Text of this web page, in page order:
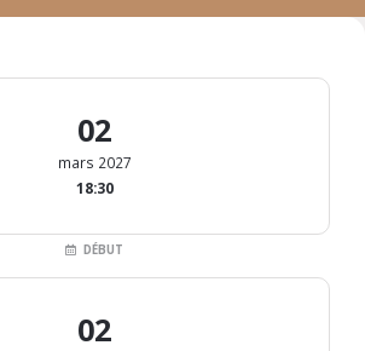
02
mars 2027
18:30
DÉBUT
02